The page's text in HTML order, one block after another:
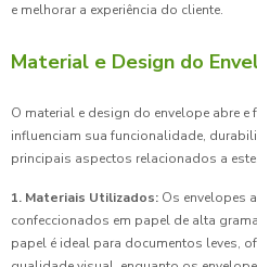
e melhorar a experiência do cliente.
Material e Design do
O material e design do envelope abre
influenciam sua funcionalidade,
principais aspectos relacionados a
1. Materiais Utilizados: Os envelopes
confeccionados em papel de alta
papel é ideal para documentos leves,